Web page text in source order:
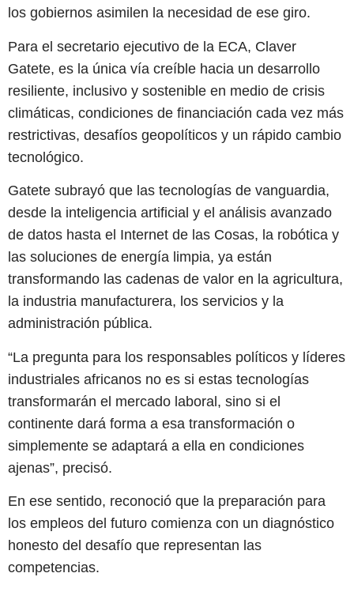
los gobiernos asimilen la necesidad de ese giro.
Para el secretario ejecutivo de la ECA, Claver
Gatete, es la única vía creíble hacia un desarrollo
resiliente, inclusivo y sostenible en medio de crisis
climáticas, condiciones de financiación cada vez más
restrictivas, desafíos geopolíticos y un rápido cambio
tecnológico.
Gatete subrayó que las tecnologías de vanguardia,
desde la inteligencia artificial y el análisis avanzado
de datos hasta el Internet de las Cosas, la robótica y
las soluciones de energía limpia, ya están
transformando las cadenas de valor en la agricultura,
la industria manufacturera, los servicios y la
administración pública.
“La pregunta para los responsables políticos y líderes
industriales africanos no es si estas tecnologías
transformarán el mercado laboral, sino si el
continente dará forma a esa transformación o
simplemente se adaptará a ella en condiciones
ajenas”, precisó.
En ese sentido, reconoció que la preparación para
los empleos del futuro comienza con un diagnóstico
honesto del desafío que representan las
competencias.